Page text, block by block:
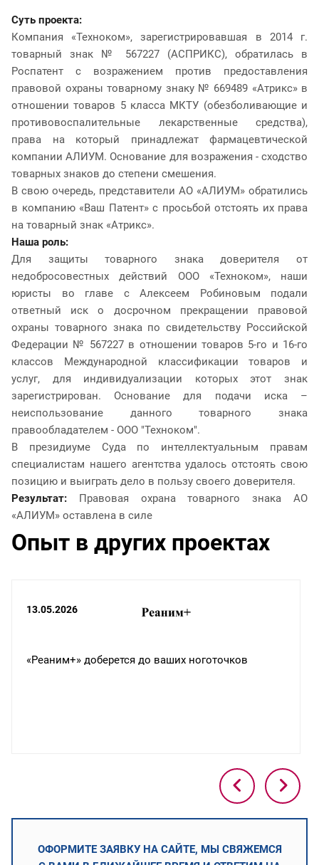
Суть проекта:
Компания «Техноком», зарегистрировавшая в 2014 г.
товарный знак № 567227 (АСПРИКС), обратилась в
Роспатент с возражением против предоставления
правовой охраны товарному знаку № 669489 «Атрикс» в
отношении товаров 5 класса МКТУ (обезболивающие и
противовоспалительные лекарственные средства),
права на который принадлежат фармацевтической
компании АЛИУМ. Основание для возражения - сходство
товарных знаков до степени смешения.
В свою очередь, представители АО «АЛИУМ» обратились
в компанию «Ваш Патент» с просьбой отстоять их права
на товарный знак «Атрикс».
Наша роль:
Для защиты товарного знака доверителя от
недобросовестных действий ООО «Техноком», наши
юристы во главе с Алексеем Робиновым подали
ответный иск о досрочном прекращении правовой
охраны товарного знака по свидетельству Российской
Федерации № 567227 в отношении товаров 5-го и 16-го
классов Международной классификации товаров и
услуг, для индивидуализации которых этот знак
зарегистрирован. Основание для подачи иска –
неиспользование данного товарного знака
правообладателем - ООО "Техноком".
В президиуме Суда по интеллектуальным правам
специалистам нашего агентства удалось отстоять свою
позицию и выиграть дело в пользу своего доверителя.
Результат: Правовая охрана товарного знака АО
«АЛИУМ» оставлена в силе
Опыт в других проектах
13.05.2026
«Реаним+» доберется до ваших ноготочков
ОФОРМИТЕ ЗАЯВКУ НА САЙТЕ, МЫ СВЯЖЕМСЯ